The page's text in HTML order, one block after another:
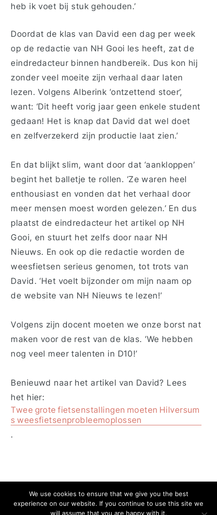
heb ik voet bij stuk gehouden.’
Doordat de klas van David een dag per week
op de redactie van NH Gooi les heeft, zat de
eindredacteur binnen handbereik. Dus kon hij
zonder veel moeite zijn verhaal daar laten
lezen. Volgens Alberink ‘ontzettend stoer’,
want: ‘Dit heeft vorig jaar geen enkele student
gedaan! Het is knap dat David dat wel doet
en zelfverzekerd zijn productie laat zien.’
En dat blijkt slim, want door dat ‘aankloppen’
begint het balletje te rollen. ‘Ze waren heel
enthousiast en vonden dat het verhaal door
meer mensen moest worden gelezen.’ En dus
plaatst de eindredacteur het artikel op NH
Gooi, en stuurt het zelfs door naar NH
Nieuws. En ook op die redactie worden de
weesfietsen serieus genomen, tot trots van
David. ‘Het voelt bijzonder om mijn naam op
de website van NH Nieuws te lezen!’
Volgens zijn docent moeten we onze borst nat
maken voor de rest van de klas. ‘We hebben
nog veel meer talenten in D10!’
Benieuwd naar het artikel van David? Lees
het hier:
Twee grote fietsenstallingen moeten Hilversum
s weesfietsenprobleemoplossen
.
Privacy Cookies
We use cookies to ensure that we give you the best
experience on our website. If you continue to use this site we
will assume that you are happy with it.